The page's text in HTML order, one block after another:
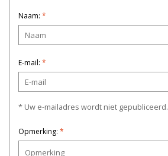
Naam: *
E-mail: *
* Uw e-mailadres wordt niet gepubliceerd.
Opmerking: *